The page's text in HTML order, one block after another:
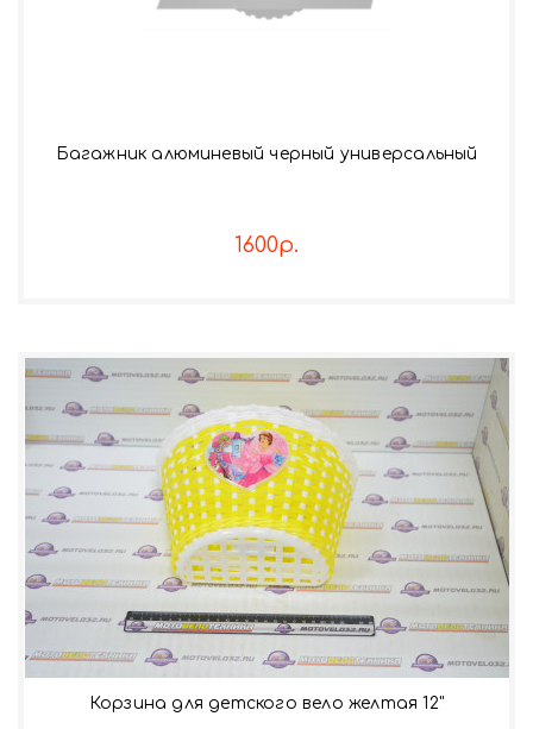
Багажник алюминевый черный универсальный
1600р.
Корзина для детского вело желтая 12"